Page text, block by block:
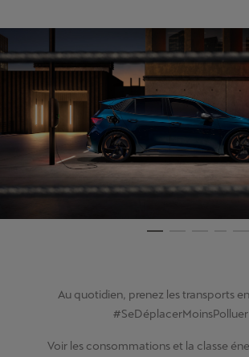
Au quotidien, prenez les transports
#SeDéplacerMoinsPolluer
Voir les consommations et la classe